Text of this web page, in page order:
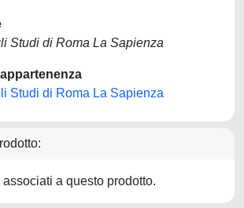
Studi di Roma La Sapienza
Studi di Roma La Sapienza
a questo prodotto.